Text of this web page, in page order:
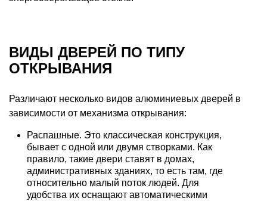
ВИДЫ ДВЕРЕЙ ПО ТИПУ
ОТКРЫВАНИЯ
Различают несколько видов алюминиевых дверей в
зависимости от механизма открывания:
Распашные. Это классическая конструкция,
бывает с одной или двумя створками. Как
правило, такие двери ставят в домах,
административных зданиях, то есть там, где
относительно малый поток людей. Для
удобства их оснащают автоматическими